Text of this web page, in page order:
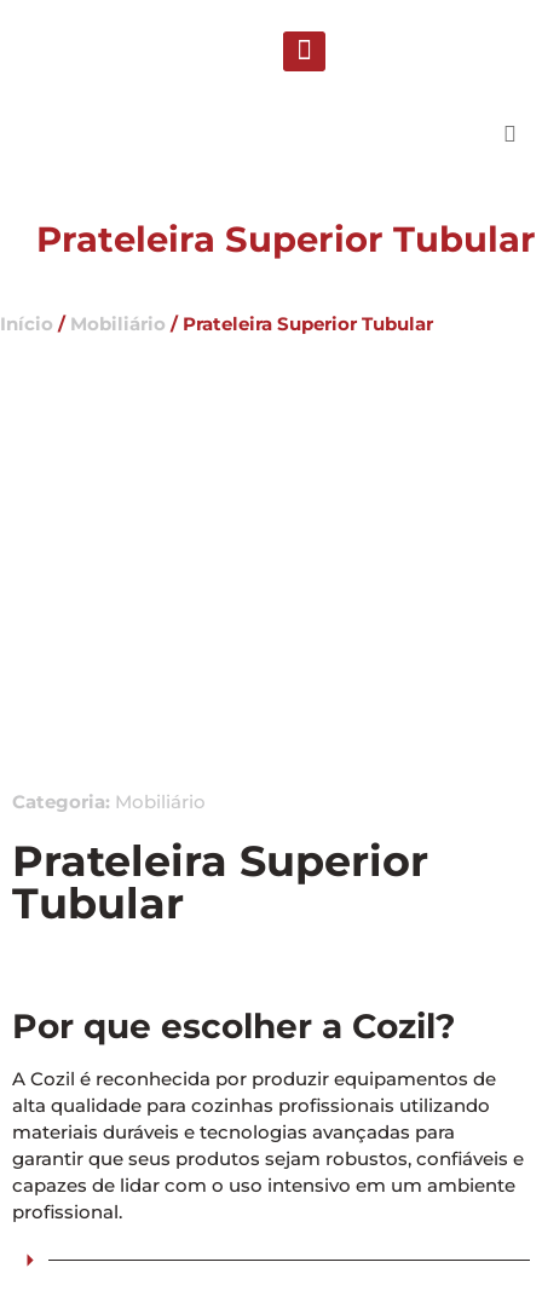
Prateleira Superior Tubular
Início / Mobiliário / Prateleira Superior Tubular
Categoria: Mobiliário
Prateleira Superior
Tubular
Por que escolher a Cozil?
A Cozil é reconhecida por produzir equipamentos de
alta qualidade para cozinhas profissionais utilizando
materiais duráveis e tecnologias avançadas para
garantir que seus produtos sejam robustos, confiáveis e
capazes de lidar com o uso intensivo em um ambiente
profissional.